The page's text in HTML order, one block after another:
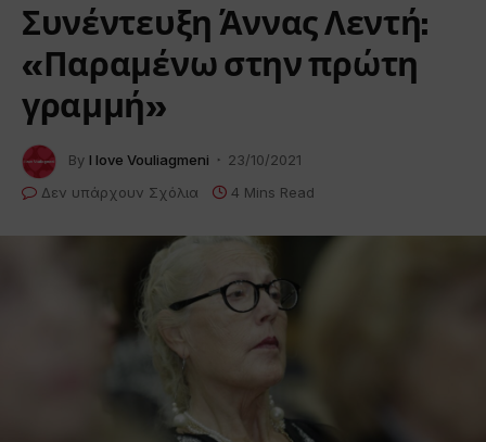
Συνέντευξη Άννας Λεντή:
«Παραμένω στην πρώτη
γραμμή»
By I love Vouliagmeni
23/10/2021
Δεν υπάρχουν Σχόλια
4 Mins Read